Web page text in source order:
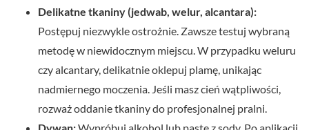
Delikatne tkaniny (jedwab, welur, alcantara):
Postępuj niezwykle ostrożnie. Zawsze testuj wybraną
metodę w niewidocznym miejscu. W przypadku weluru
czy alcantary, delikatnie oklepuj plamę, unikając
nadmiernego moczenia. Jeśli masz cień wątpliwości,
rozważ oddanie tkaniny do profesjonalnej pralni.